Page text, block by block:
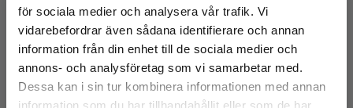
för sociala medier och analysera vår trafik. Vi
vidarebefordrar även sådana identifierare och annan
information från din enhet till de sociala medier och
annons- och analysföretag som vi samarbetar med.
Dessa kan i sin tur kombinera informationen med annan
information som du har tillhandahållit eller som de har
Begränsad fraktregion
Politik och kön
Freidenvall, L - Jansson, M (red.)